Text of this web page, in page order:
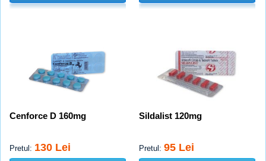
Cenforce D 160mg
Pretul: 130 Lei
Sildalist 120mg
Pretul: 95 Lei